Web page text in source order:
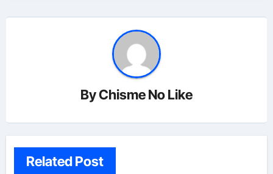
ByChisme No Like
Related Post